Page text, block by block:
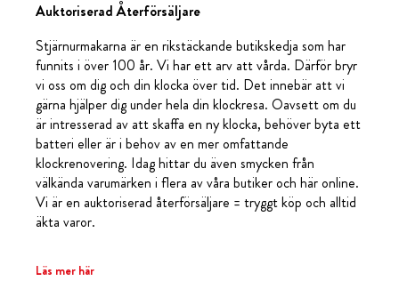
Auktoriserad Återförsäljare
Stjärnurmakarna är en rikstäckande butikskedja som har
funnits i över 100 år. Vi har ett arv att vårda. Därför bryr
vi oss om dig och din klocka över tid. Det innebär att vi
gärna hjälper dig under hela din klockresa. Oavsett om du
är intresserad av att skaffa en ny klocka, behöver byta ett
batteri eller är i behov av en mer omfattande
klockrenovering. Idag hittar du även smycken från
välkända varumärken i flera av våra butiker och här online.
Vi är en auktoriserad återförsäljare = tryggt köp och alltid
äkta varor.
Läs mer här